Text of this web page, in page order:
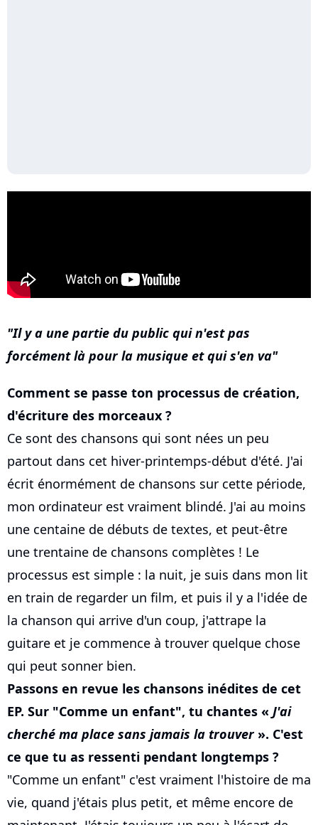
Il y a une partie du public qui n'est pas
forcément là pour la musique et qui s'en va
Comment se passe ton processus de création,
d'écriture des morceaux ?
Ce sont des chansons qui sont nées un peu
partout dans cet hiver-printemps-début d'été. J'ai
écrit énormément de chansons sur cette période,
mon ordinateur est vraiment blindé. J'ai au moins
une centaine de débuts de textes, et peut-être
une trentaine de chansons complètes ! Le
processus est simple : la nuit, je suis dans mon lit
en train de regarder un film, et puis il y a l'idée de
la chanson qui arrive d'un coup, j'attrape la
guitare et je commence à trouver quelque chose
qui peut sonner bien.
Passons en revue les chansons inédites de cet
EP. Sur "Comme un enfant", tu chantes « J'ai
cherché ma place sans jamais la trouver». C'est
ce que tu as ressenti pendant longtemps ?
"Comme un enfant" c'est vraiment l'histoire de ma
vie, quand j'étais plus petit, et même encore de